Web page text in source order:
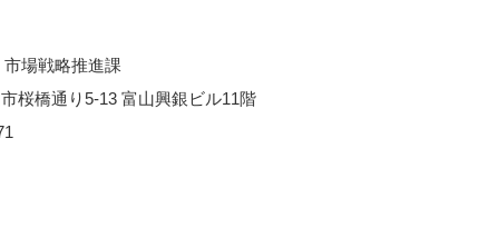
場戦略推進課
桜橋通り5-13 富山興銀ビル11階